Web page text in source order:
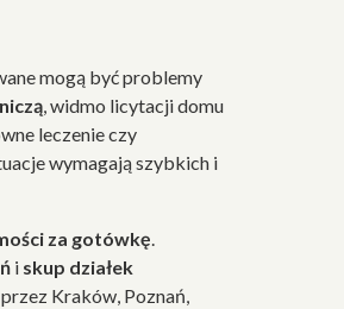
mogą być problemy
, widmo licytacji domu
leczenie czy
wymagają szybkich i
za gotówkę.
i skup działek
Kraków, Poznań,